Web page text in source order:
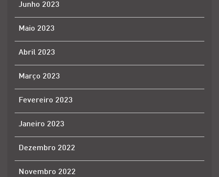
Junho 2023
Maio 2023
Abril 2023
Março 2023
Fevereiro 2023
Janeiro 2023
Dezembro 2022
Novembro 2022